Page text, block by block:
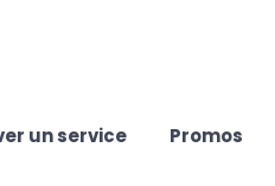
un service Promos